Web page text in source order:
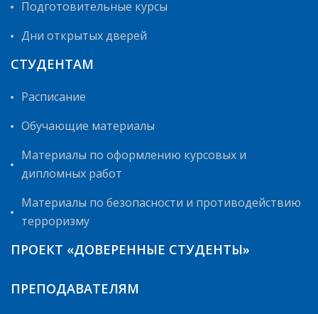
Подготовительные курсы
Дни открытых дверей
СТУДЕНТАМ
Расписание
Обучающие материалы
Материалы по оформлению курсовых и
дипломных работ
Материалы по безопасности и противодействию
терроризму
ПРОЕКТ «ДОВЕРЕННЫЕ СТУДЕНТЫ»
ПРЕПОДАВАТЕЛЯМ